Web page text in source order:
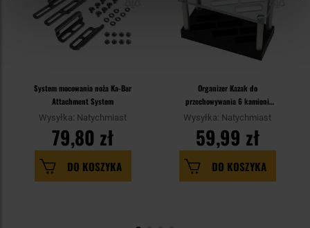
System mocowania noża Ka-Bar
Attachment System
Wysyłka: Natychmiast
79,80 zł
DO KOSZYKA
Organizer Kazak do
przechowywania 6 kamieni
ostrzących
Wysyłka: Natychmiast
59,99 zł
DO KOSZYKA